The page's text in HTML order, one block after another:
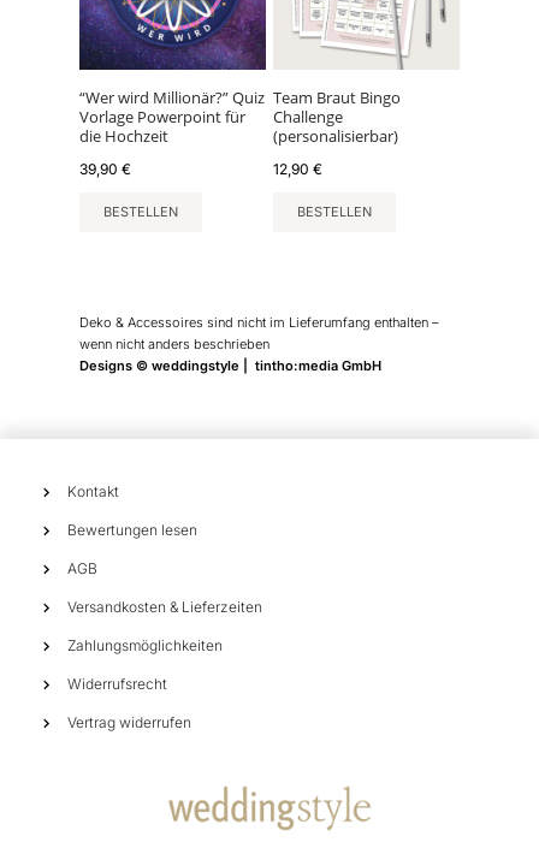
“Wer wird Millionär?” Quiz
Vorlage Powerpoint für
die Hochzeit
39,90 €
BESTELLEN
Team Braut Bingo
Challenge
(personalisierbar)
12,90€
BESTELLEN
Deko & Accessoires sind nicht im Lieferumfang enthalten –
wenn nicht anders beschrieben
Designs © weddingstyle | tintho:media GmbH
Kontakt
Bewertungen lesen
AGB
Versandkosten & Lieferzeiten
Zahlungsmöglichkeiten
Widerrufsrecht
Vertrag widerrufen